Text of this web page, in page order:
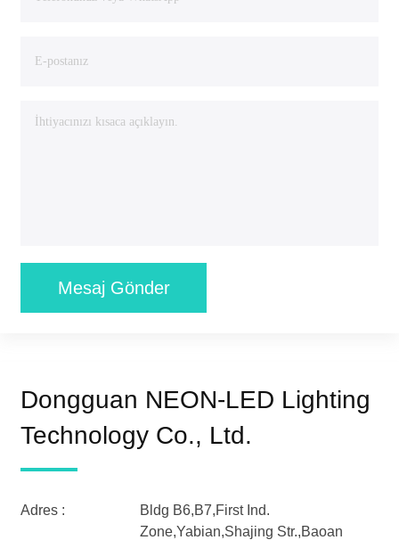
Mesaj Gönder
Dongguan NEON-LED Lighting
Technology Co., Ltd.
Adres :
Bldg B6,B7,First Ind.
Zone,Yabian,Shajing Str.,Baoan